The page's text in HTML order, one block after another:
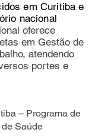
em Curitiba e
nacional
oferece
em Gestão de
atendendo
portes e
– Programa de
Saúde